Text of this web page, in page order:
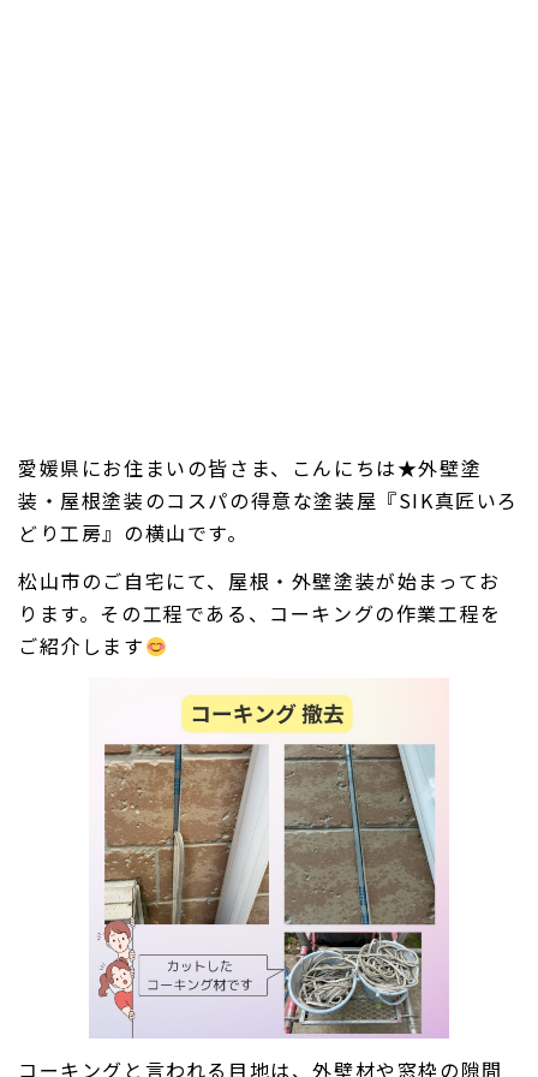
愛媛県にお住まいの皆さま、こんにちは★外壁塗
装・屋根塗装のコスパの得意な塗装屋『SIK真匠いろ
どり工房』の横山です。
松山市のご自宅にて、屋根・外壁塗装が始まってお
ります。その工程である、コーキングの作業工程を
ご紹介します
コーキングと言われる目地は、外壁材や窓枠の隙間